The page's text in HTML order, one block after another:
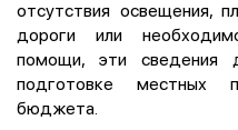
отсутствия освещения,
дороги или
помощи, эти сведения
подготовке местных
бюджета.